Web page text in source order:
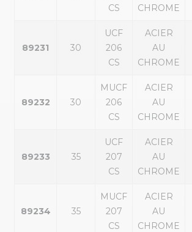
CS
CHROME
89231 30
UCF
206
CS
ACIER
AU
CHROME
89232 30
MUCF
206
CS
ACIER
AU
CHROME
89233 35
UCF
207
CS
ACIER
AU
CHROME
89234 35
MUCF
207
CS
ACIER
AU
CHROME